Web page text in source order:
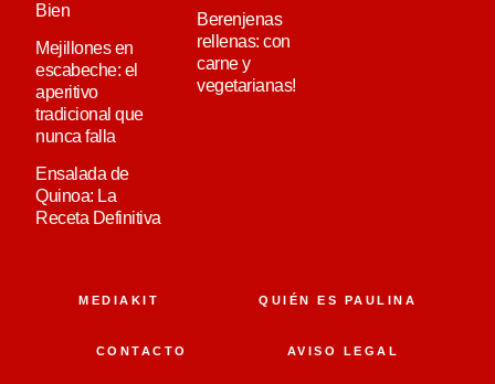
Bien
Mejillones en
escabeche: el
aperitivo
tradicional que
nunca falla
Ensalada de
Quinoa: La
Receta Definitiva
Berenjenas
rellenas: con
carne y
vegetarianas!
MEDIAKIT QUIÉN ES PAULINA
CONTACTO AVISO LEGAL